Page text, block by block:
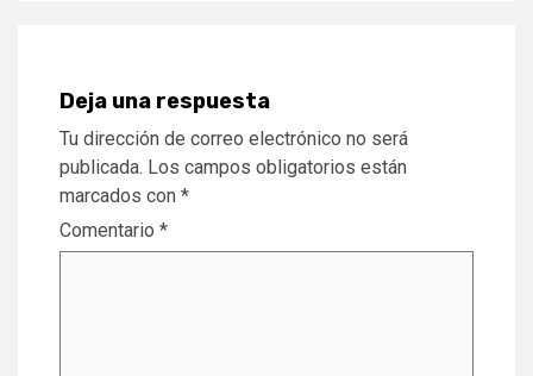
Deja una respuesta
Tu dirección de correo electrónico no será
publicada. Los campos obligatorios están
marcados con *
Comentario *